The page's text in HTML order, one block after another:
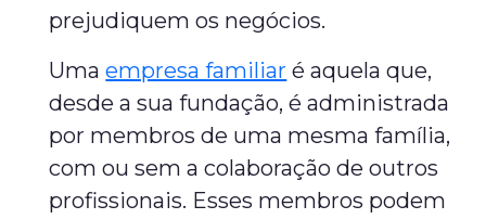
prejudiquem os negócios.
Umaempresa familiar é aquela que,
desde a sua fundação, é administrada
por membros de uma mesma família,
com ou sem a colaboração de outros
profissionais. Esses membros podem